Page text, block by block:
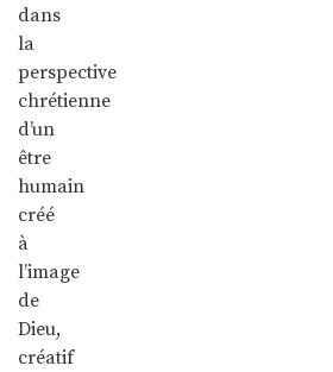
dans
la
perspective
chrétienne
d’un
être
humain
créé
à
l’image
de
Dieu,
créatif